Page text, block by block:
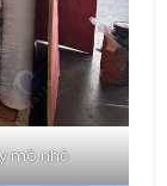
mô nhỏ